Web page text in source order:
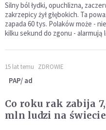
Silny ból łydki, opuchlizna,
zakrzepicy żył głębokich. Ta
zapada 60 tys. Polaków może -
kilku sekund do zgonu - alarmują
15 lat temu ZDROWIE
PAP/ ad
Co roku rak zabija
mln ludzi na świecie